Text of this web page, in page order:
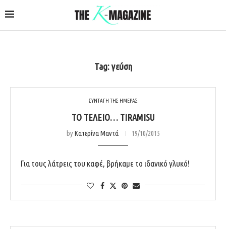
Tag:γεύση
ΣΥΝΤΑΓΗ ΤΗΣ ΗΜΕΡΑΣ
ΤΟ ΤΈΛΕΙΟ… TIRAMISU
byΚατερίνα Μαντά 19/10/2015
Για τους λάτρεις του καφέ, βρήκαμε το ιδανικό γλυκό!